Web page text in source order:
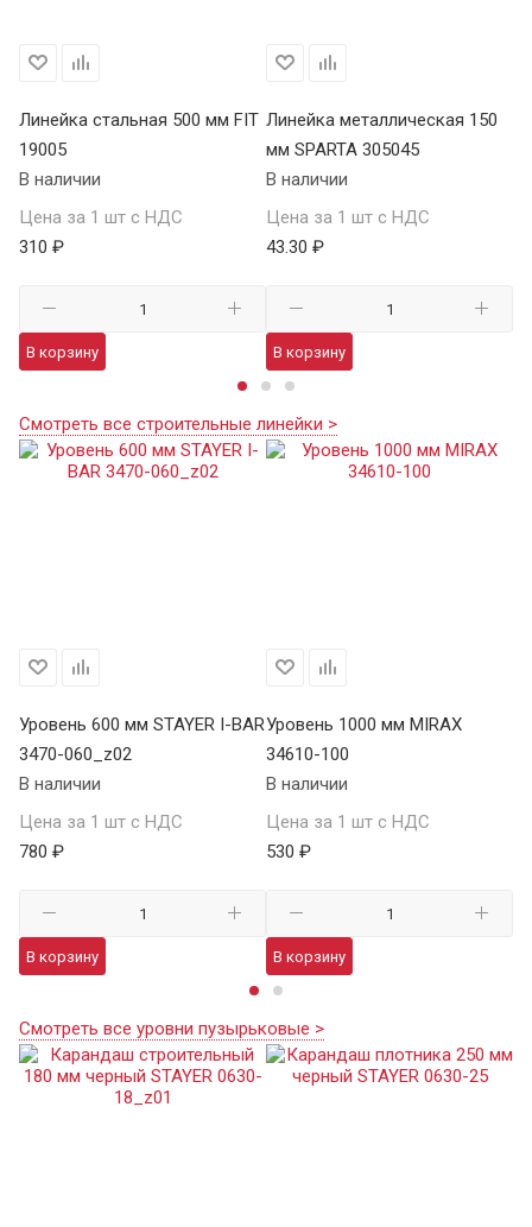
Линейка стальная 500 мм FIT
19005
В наличии
Цена за 1 шт с НДС
310 ₽
В корзину
Линейка металлическая 150
мм SPARTA 305045
В наличии
Цена за 1 шт с НДС
43.30 ₽
В корзину
Смотреть все строительные линейки >
Уровень 600 мм STAYER I-BAR
3470-060_z02
В наличии
Цена за 1 шт с НДС
780 ₽
В корзину
Уровень 1000 мм MIRAX
34610-100
В наличии
Цена за 1 шт с НДС
530 ₽
В корзину
Смотреть все уровни пузырьковые >